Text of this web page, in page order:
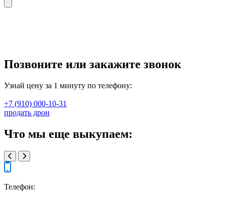
Позвоните или закажите звонок
Узнай цену за 1 минуту по телефону:
+7 (910) 000-10-31
продать дрон
Что мы еще выкупаем:
Телефон: